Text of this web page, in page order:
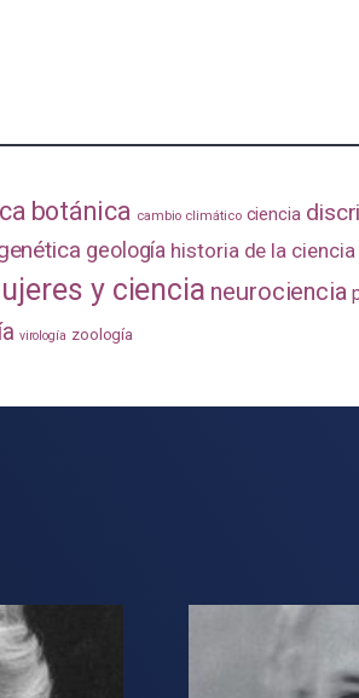
botánica cambio climático ciencia
geología historia de la ciencia
y ciencia neurociencia
virología zoología